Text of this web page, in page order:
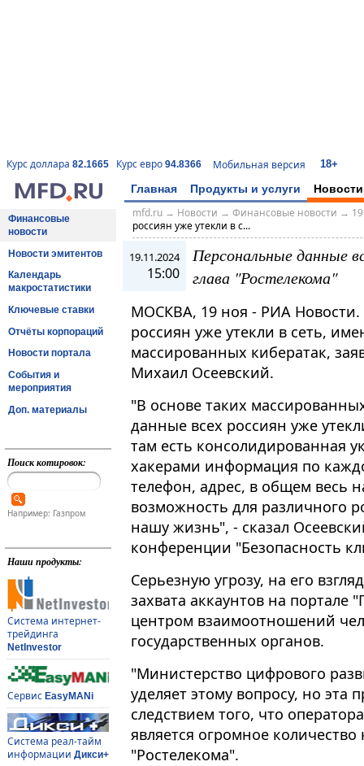
Курс доллара 82.1665 Курс евро 94.8366 Мобильная версия 18+
Главная Продукты и услуги Новости
Финансовые
новости
Новости эмитентов
Календарь
макростатистики
Ключевые ставки
Отчёты корпораций
Новости портала
События и
мероприятия
Доп. материалы
Поиск котировок:
Например: Газпром
Наши продукты:
Система интернет-
трейдинга
NetInvestor
Сервис EasyMANi
Система реал-тайм
информации Дикси+
mfd.ru→ Новости → Финансовые новости →
россиян уже утекли в с...
19.11.2024
15:00
Персональные данные
глава "Ростелекома"
МОСКВА, 19 ноя - РИА
россиян уже утекли в сеть,
массированных кибератак,
Михаил Осеевский.
"В основе таких
данные всех россиян уже
там есть консолидированная
хакерами информация по
телефон, адрес, в общем весь
возможность для различного
нашу жизнь", - сказал
конференции "Безопасность
Серьезную угрозу, на его
захвата аккаунтов на портале
центром взаимоотношений
государственных органов.
"Министерство цифрового
уделяет этому вопросу, но эта
следствием того, что
является огромное
"Ростелекома".